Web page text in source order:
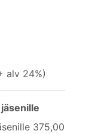
alv 24%)
375,00